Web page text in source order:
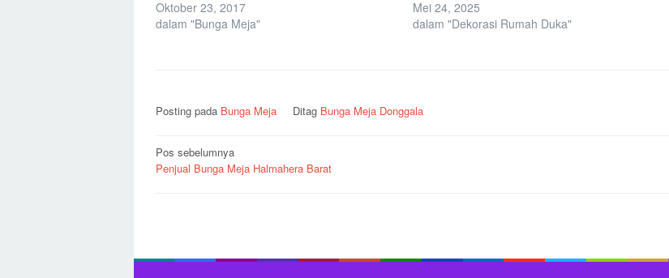
Oktober 23, 2017
dalam "Bunga Meja"
Mei 24, 2025
dalam "Dekorasi Rumah Duka"
Posting pada Bunga Meja Ditag Bunga Meja Donggala
Navigasi
pos
Pos sebelumnya
Penjual Bunga Meja Halmahera Barat